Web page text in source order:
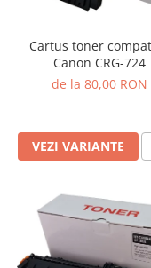
Cartus toner
Canon CRG-724
de la 80,00 RON
VEZI VARIANTE